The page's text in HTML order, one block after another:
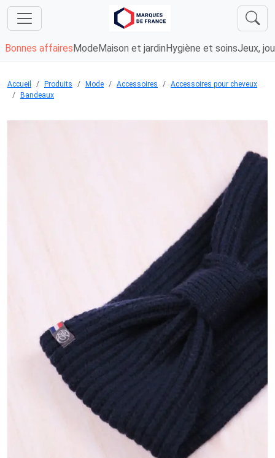
Bonnes affaires Mode Maison et jardin Hygiène et soinsJeux,
Accueil Produits Mode Accessoires
Accessoires pour cheveux
Bandeaux